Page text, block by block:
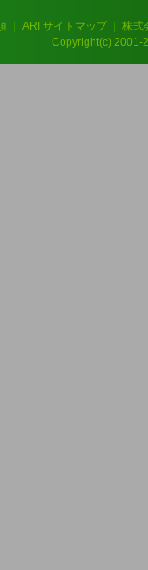
ARI サイトマップ
株式
Copyright(c) 2001-